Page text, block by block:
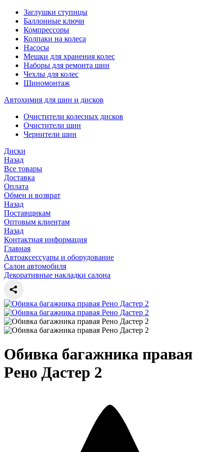
Заглушки ступицы
Баллонные ключи
Компрессоры
Колпаки на колеса
Насосы
Мешки для хранения колес
Наборы для ремонта шин
Чехлы для колес
Шиномонтаж
Автохимия для шин и дисков
Очистители колесных дисков
Очистители шин
Чернители шин
Диски
Назад
Все товары
Доставка
Оплата
Обмен и возврат
Назад
Поставщикам
Оптовым клиентам
Назад
Контактная информация
Главная
Автоаксессуары и оборудование
Салон автомобиля
Декоративные накладки салона
Обивка багажника правая
Рено Дастер 2